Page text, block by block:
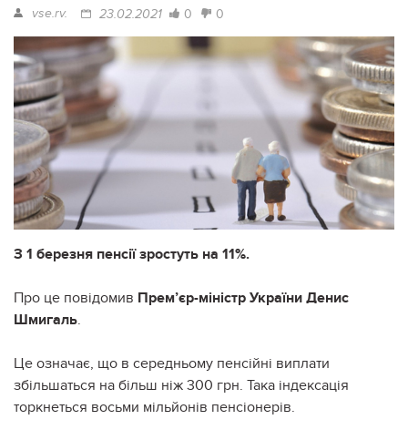
vse.rv. 23.02.2021 0 0
З 1 березня пенсії зростуть на 11%.
Про це повідомив Прем’єр-міністр України Денис
Шмигаль.
Це означає, що в середньому пенсійні виплати
збільшаться на більш ніж 300 грн. Така індексація
торкнеться восьми мільйонів пенсіонерів.